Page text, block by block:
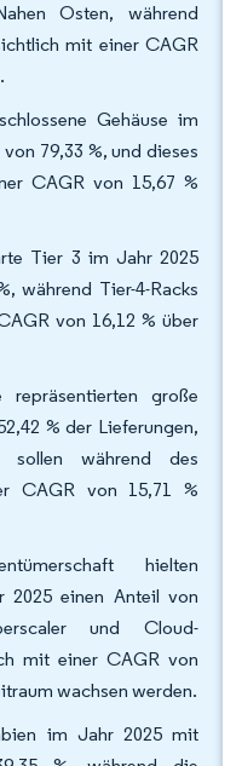
Osten, während
mit einer CAGR
Gehäuse im
79,33 %, und dieses
CAGR von 15,67 %
Tier 3 im Jahr 2025
während Tier-4-Racks
von 16,12 % über
repräsentierten große
% der Lieferungen,
sollen während des
CAGR von 15,71 %
hielten
2025 einen Anteil von
und Cloud-
mit einer CAGR von
wachsen werden.
im Jahr 2025 mit